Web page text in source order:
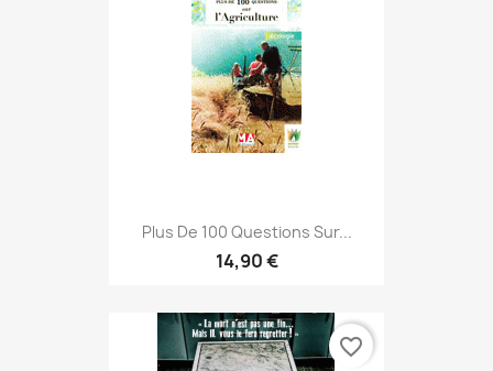
Plus De 100 Questions Sur...
14,90 €
favorite_border